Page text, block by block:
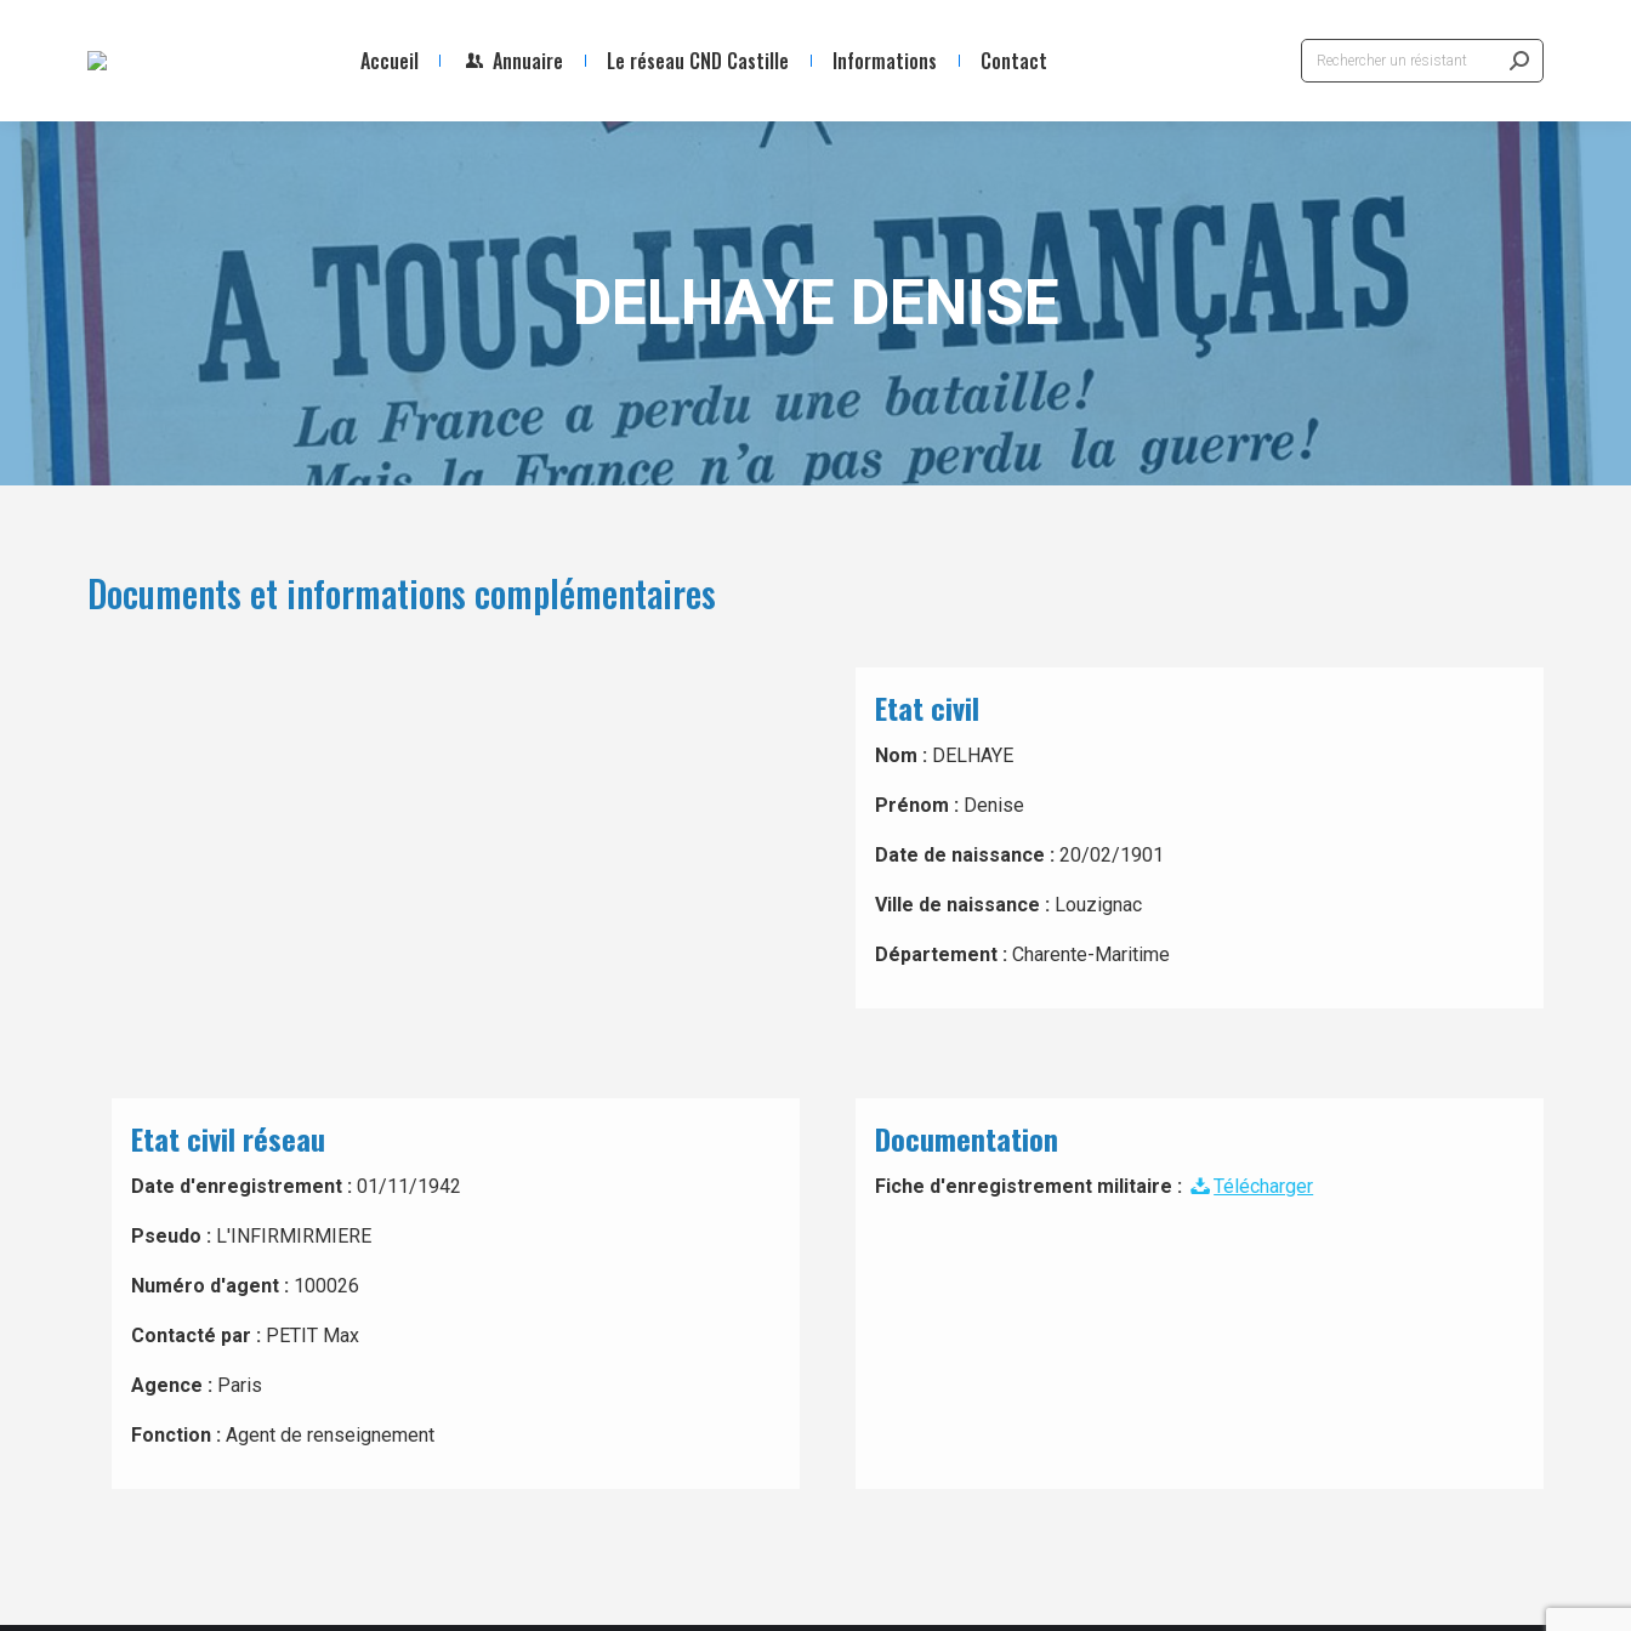
Accueil Annuaire Le réseau CND Castille Informations Contact
Recherche
:
DELHAYE DENISE
Documents et informations complémentaires
Etat civil
Nom : DELHAYE
Prénom : Denise
Date de naissance : 20/02/1901
Ville de naissance : Louzignac
Département : Charente-Maritime
Etat civil réseau
Date d'enregistrement : 01/11/1942
Pseudo : L'INFIRMIRMIERE
Numéro d'agent : 100026
Contacté par : PETIT Max
Agence : Paris
Fonction : Agent de renseignement
Documentation
Fiche d'enregistrement militaire : Télécharger